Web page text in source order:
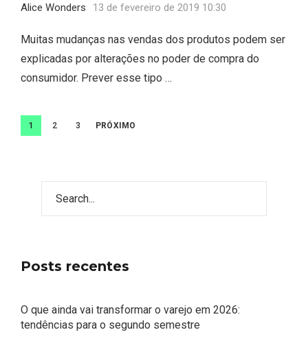
Alice Wonders 13 de fevereiro de 2019 10:30
Muitas mudanças nas vendas dos produtos podem ser
explicadas por alterações no poder de compra do
consumidor. Prever esse tipo …
Navegação
1 2 3 PRÓXIMO
Posts recentes
O que ainda vai transformar o varejo em 2026:
tendências para o segundo semestre